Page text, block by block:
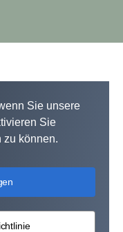
Sie unsere
Sie
zu können.